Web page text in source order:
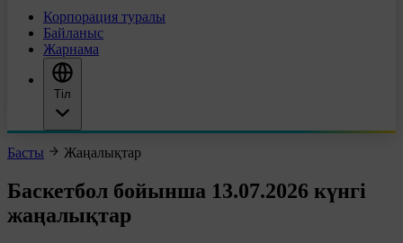
Корпорация туралы
Байланыс
Жарнама
Тіл
Басты Жаңалықтар
Баскетбол бойынша 13.07.2026 күнгі
жаңалықтар